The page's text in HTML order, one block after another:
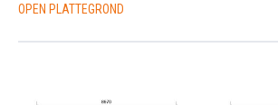
OPEN PLATTEGROND